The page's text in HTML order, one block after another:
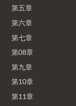
第五章
第六章
第七章
第08章
第九章
第10章
第11章